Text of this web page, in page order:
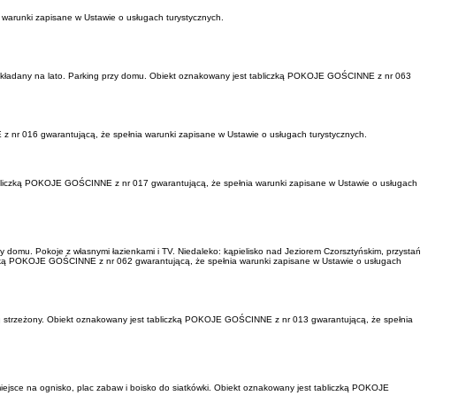
zapisane w Ustawie o usługach turystycznych.
na lato. Parking przy domu. Obiekt oznakowany jest tabliczką POKOJE GOŚCINNE z nr 063
016 gwarantującą, że spełnia warunki zapisane w Ustawie o usługach turystycznych.
POKOJE GOŚCINNE z nr 017 gwarantującą, że spełnia warunki zapisane w Ustawie o usługach
Pokoje z własnymi łazienkami i TV. Niedaleko: kąpielisko nad Jeziorem Czorsztyńskim, przystań
GOŚCINNE z nr 062 gwarantującą, że spełnia warunki zapisane w Ustawie o usługach
Obiekt oznakowany jest tabliczką POKOJE GOŚCINNE z nr 013 gwarantującą, że spełnia
na ognisko, plac zabaw i boisko do siatkówki. Obiekt oznakowany jest tabliczką POKOJE